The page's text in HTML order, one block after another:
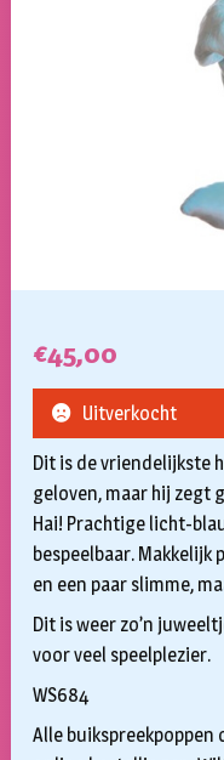
€45,00
Dit is de vriendelijkste
geloven, maar hij zegt
Hai! Prachtige licht-
bespeelbaar.
en een paar slimme,
Dit is weer zo’n
voor veel speelplezier.
WS684
Alle
Uitverkocht